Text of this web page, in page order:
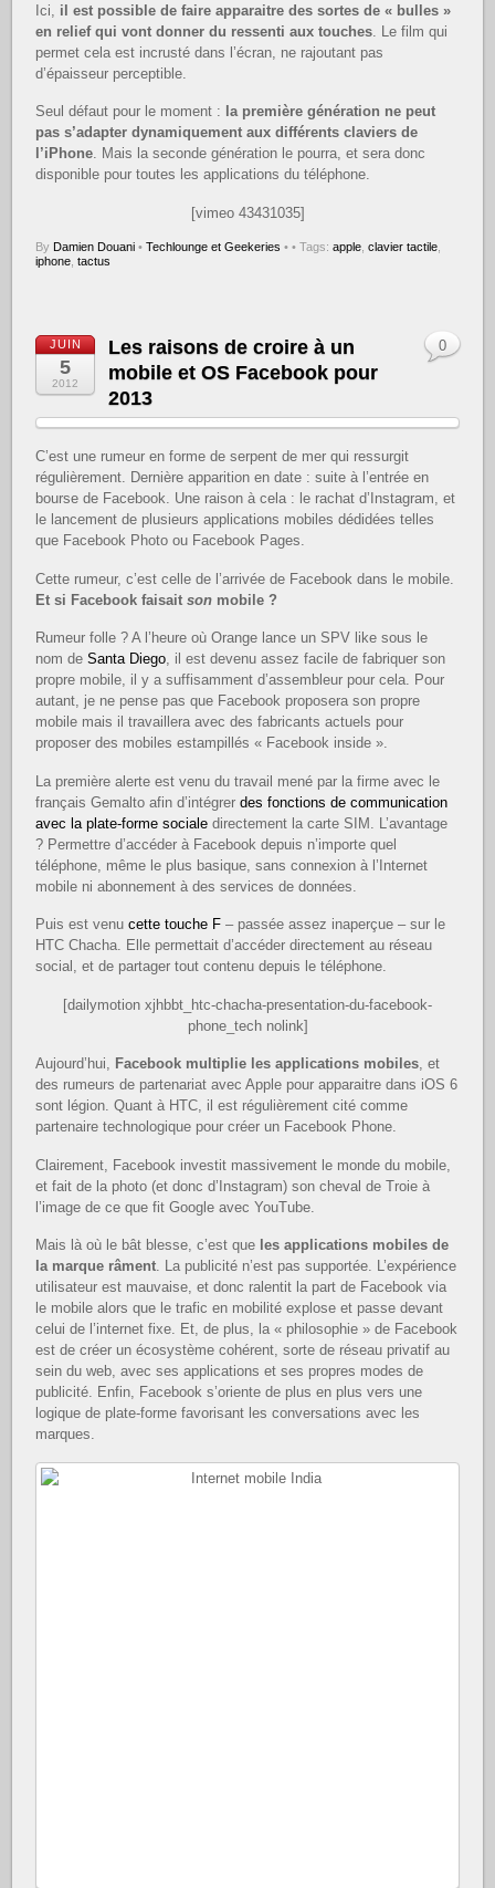
Ici, il est possible de faire apparaitre des sortes de « bulles »
en relief qui vont donner du ressenti aux touches . Le film qui
permet cela est incrusté dans l’écran, ne rajoutant pas
d’épaisseur perceptible.
Seul défaut pour le moment : la première génération ne peut
pas s’adapter dynamiquement aux différents claviers de
l’iPhone. Mais la seconde génération le pourra, et sera donc
disponible pour toutes les applications du téléphone.
[vimeo 43431035]
By Damien Douani • Techlounge et Geekeries • • Tags:apple,clavier tactile,
iphone,tactus
JUIN
5
2012
Les raisons de croire à un
mobile et OS Facebook pour
2013
C’est une rumeur en forme de serpent de mer qui ressurgit
régulièrement. Dernière apparition en date : suite à l’entrée en
bourse de Facebook. Une raison à cela : le rachat d’Instagram, et
le lancement de plusieurs applications mobiles dédidées telles
que Facebook Photo ou Facebook Pages.
Cette rumeur, c’est celle de l’arrivée de Facebook dans le mobile.
Et si Facebook faisaitson mobile ?
Rumeur folle ? A l’heure où Orange lance un SPV like sous le
nom deSanta Diego, il est devenu assez facile de fabriquer son
propre mobile, il y a suffisamment d’assembleur pour cela. Pour
autant, je ne pense pas que Facebook proposera son propre
mobile mais il travaillera avec des fabricants actuels pour
proposer des mobiles estampillés « Facebook inside ».
La première alerte est venu du travail mené par la firme avec le
français Gemalto afin d’intégrerdes fonctions de communication
avec la plate-forme sociale directement la carte SIM. L’avantage
? Permettre d’accéder à Facebook depuis n’importe quel
téléphone, même le plus basique, sans connexion à l’Internet
mobile ni abonnement à des services de données.
Puis est venucette touche F – passée assez inaperçue – sur le
HTC Chacha. Elle permettait d’accéder directement au réseau
social, et de partager tout contenu depuis le téléphone.
[dailymotion xjhbbt_htc-chacha-presentation-du-facebook-
phone_tech nolink]
Aujourd’hui, Facebook multiplie les applications mobiles, et
des rumeurs de partenariat avec Apple pour apparaitre dans iOS 6
sont légion. Quant à HTC, il est régulièrement cité comme
partenaire technologique pour créer un Facebook Phone.
Clairement, Facebook investit massivement le monde du mobile,
et fait de la photo (et donc d’Instagram) son cheval de Troie à
l’image de ce que fit Google avec YouTube.
Mais là où le bât blesse, c’est que les applications mobiles de
la marque râment. La publicité n’est pas supportée. L’expérience
utilisateur est mauvaise, et donc ralentit la part de Facebook via
le mobile alors que le trafic en mobilité explose et passe devant
celui de l’internet fixe. Et, de plus, la « philosophie » de Facebook
est de créer un écosystème cohérent, sorte de réseau privatif au
sein du web, avec ses applications et ses propres modes de
publicité. Enfin, Facebook s’oriente de plus en plus vers une
logique de plate-forme favorisant les conversations avec les
marques.
0